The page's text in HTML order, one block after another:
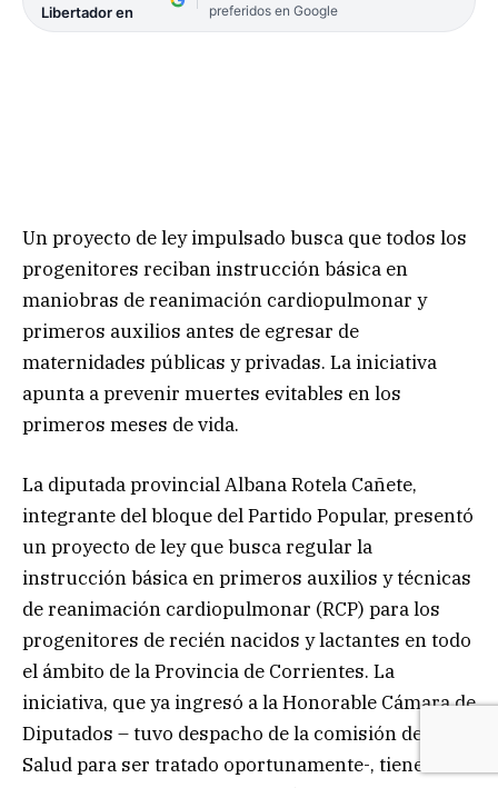
Libertador en
preferidos en Google
Un proyecto de ley impulsado busca que todos los
progenitores reciban instrucción básica en
maniobras de reanimación cardiopulmonar y
primeros auxilios antes de egresar de
maternidades públicas y privadas. La iniciativa
apunta a prevenir muertes evitables en los
primeros meses de vida.
La diputada provincial Albana Rotela Cañete,
integrante del bloque del Partido Popular, presentó
un proyecto de ley que busca regular la
instrucción básica en primeros auxilios y técnicas
de reanimación cardiopulmonar (RCP) para los
progenitores de recién nacidos y lactantes en todo
el ámbito de la Provincia de Corrientes. La
iniciativa, que ya ingresó a la Honorable Cámara de
Diputados – tuvo despacho de la comisión de
Salud para ser tratado oportunamente-, tiene